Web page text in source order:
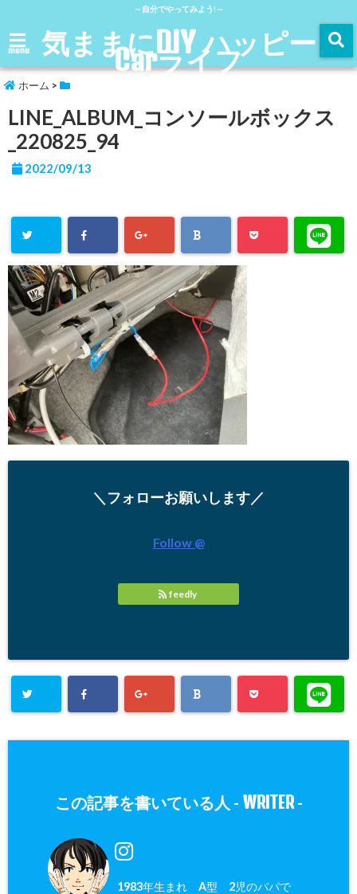
～自分でやってみよう!～
menu 気ままにDIY ハッピー
Carライフ
ホーム >
LINE_ALBUM_コンソールボックス
_220825_94
2022/09/13
＼フォローお願いします／
Follow @
feedly
この記事を書いている人 - WRITER-
1983年生まれ A型 2児のパパで